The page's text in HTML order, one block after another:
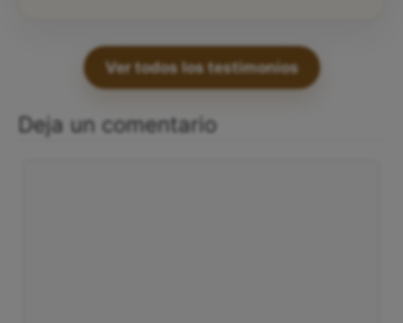
Ver todos los testimonios
Deja un comentario